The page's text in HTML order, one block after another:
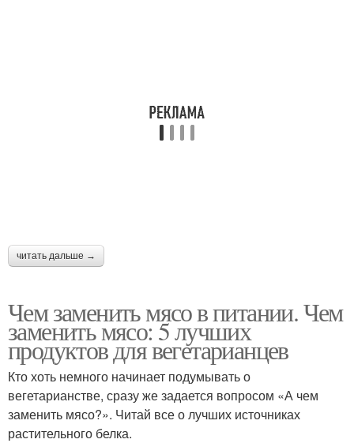
читать дальше →
Чем заменить мясо в питании. Чем
заменить мясо: 5 лучших
продуктов для вегетарианцев
Кто хоть немного начинает подумывать о
вегетарианстве, сразу же задается вопросом «А чем
заменить мясо?». Читай все о лучших источниках
растительного белка.